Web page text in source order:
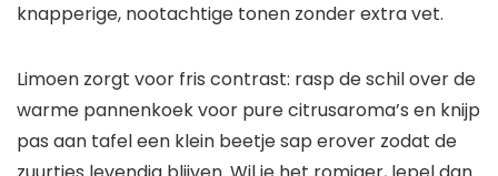
knapperige, nootachtige tonen zonder extra vet.
Limoen zorgt voor fris contrast: rasp de schil over de
warme pannenkoek voor pure citrusaroma’s en knijp
pas aan tafel een klein beetje sap erover zodat de